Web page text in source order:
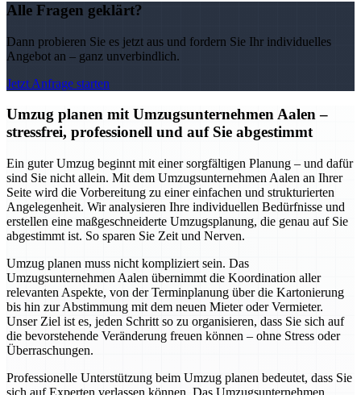
Alle Fragen geklärt?
Dann probieren Sie es jetzt aus und fordern Sie Ihr individuelles
Angebot an – ganz unverbindlich.
Jetzt Anfrage starten
Umzug planen mit Umzugsunternehmen Aalen –
stressfrei, professionell und auf Sie abgestimmt
Ein guter Umzug beginnt mit einer sorgfältigen Planung – und dafür
sind Sie nicht allein. Mit dem Umzugsunternehmen Aalen an Ihrer
Seite wird die Vorbereitung zu einer einfachen und strukturierten
Angelegenheit. Wir analysieren Ihre individuellen Bedürfnisse und
erstellen eine maßgeschneiderte Umzugsplanung, die genau auf Sie
abgestimmt ist. So sparen Sie Zeit und Nerven.
Umzug planen muss nicht kompliziert sein. Das
Umzugsunternehmen Aalen übernimmt die Koordination aller
relevanten Aspekte, von der Terminplanung über die Kartonierung
bis hin zur Abstimmung mit dem neuen Mieter oder Vermieter.
Unser Ziel ist es, jeden Schritt so zu organisieren, dass Sie sich auf
die bevorstehende Veränderung freuen können – ohne Stress oder
Überraschungen.
Professionelle Unterstützung beim Umzug planen bedeutet, dass Sie
sich auf Experten verlassen können. Das Umzugsunternehmen